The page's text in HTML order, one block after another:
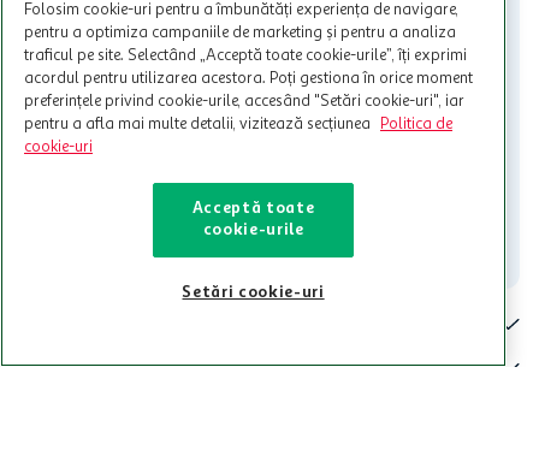
nu raspunde pentru imposibilitatea utilizarii Cardului in perioada in
care aceste este suspendat sau in perioada in care sunt efectuate
intretineri sau reparatii tehnice la sistemul de utilizarea al Cardului.
Contacteaza-ne!
021-9141 contact@auchan.ro
Contact
Cine suntem
Folosim cookie-uri pentru a îmbunătăți experiența de navigare,
pentru a optimiza campaniile de marketing și pentru a analiza
traficul pe site. Selectând „Acceptă toate cookie-urile”, îți exprimi
acordul pentru utilizarea acestora. Poți gestiona în orice moment
preferințele privind cookie-urile, accesând "Setări cookie-uri", iar
pentru a afla mai multe detalii, vizitează secțiunea
Politica de
cookie-uri
Acceptă toate
cookie-urile
Setări cookie-uri